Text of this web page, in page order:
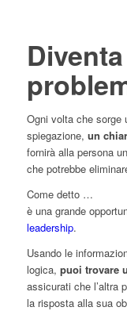
Ogni volta che sorge
spiegazione, un
fornirà alla persona
che potrebbe
Come detto …
è una grande
leadership.
Usando le
logica, puoi trovare
assicurati che l’altra
la risposta alla sua